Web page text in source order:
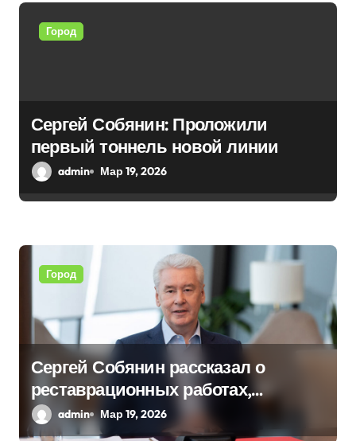
п
и
с
м
Город
Сергей Собянин: Проложили
первый тоннель новой линии
admin Мар 19, 2026
Город
Сергей Собянин рассказал о
реставрационных работах,
проведенных в столице
admin Мар 19, 2026